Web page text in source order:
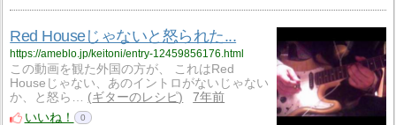
Red Houseじゃないと怒られた...
https://ameblo.jp/keitoni/entry-12459856176.html
この動画を観た外国の方が、 これはRed
Houseじゃない、あのイントロがないじゃない
か、と怒ら…
ギターのレシピ
7年前
いいね！
0